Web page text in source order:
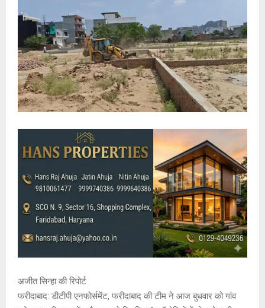
अजीत सिन्हा की रिपोर्ट
फरीदाबाद: डीटीपी एनफोर्समेंट, फरीदाबाद की टीम ने आज बुधवार को गांव